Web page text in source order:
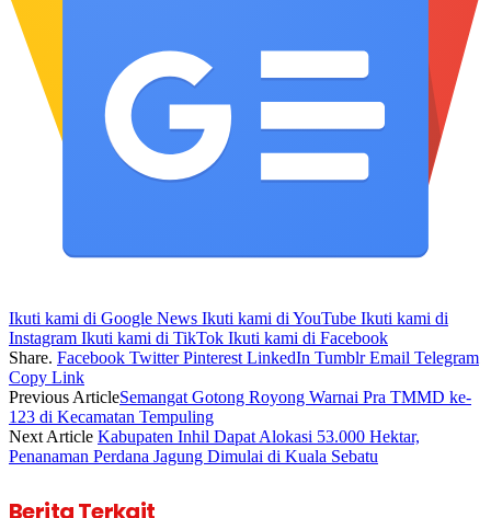
Ikuti kami di Google News Ikuti kami di YouTube Ikuti kami di
Instagram Ikuti kami di TikTok Ikuti kami di Facebook
Share. Facebook Twitter Pinterest LinkedIn Tumblr Email Telegram
Copy Link
Previous ArticleSemangat Gotong Royong Warnai Pra TMMD ke-
123 di Kecamatan Tempuling
Next Article Kabupaten Inhil Dapat Alokasi 53.000 Hektar,
Penanaman Perdana Jagung Dimulai di Kuala Sebatu
Berita Terkait